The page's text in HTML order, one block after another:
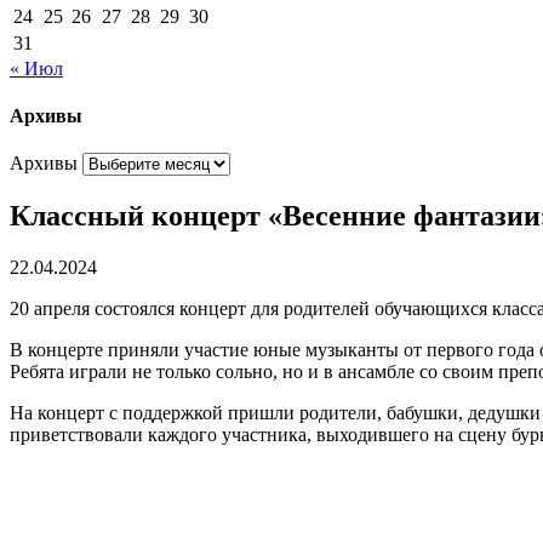
24 25 26 27 28 29 30
31
« Июл
Архивы
Архивы
Классный концерт «Весенние
22.04.2024
20 апреля состоялся концерт для родителей обучающихся
В концерте приняли участие юные музыканты от первого
Ребята играли не только сольно, но и в ансамбле со своим
На концерт с поддержкой пришли родители, бабушки, дедушки
приветствовали каждого участника, выходившего на сцену